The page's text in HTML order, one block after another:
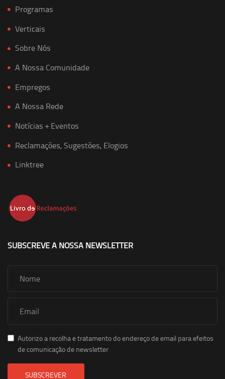
Programas
Verticais
Sobre Nós
A Nossa Comunidade
Empregos
A Nossa Rede
Notícias + Eventos
Reclamações, Sugestões, Elogios
Linktree
SUBSCREVE A NOSSA NEWSLETTER
Autorizo a recolha e tratamento do endereço de email para efeitos
de comunicação de newsletter
SUBSCREVER